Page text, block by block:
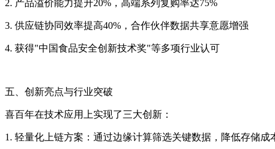
2. 产品溢价能力提升20%，高端系列复购率达75%
3. 供应链协同效率提高40%，合作伙伴数据共享意愿增强
4. 获得"中国食品安全创新技术奖"等多项行业认可
五、创新亮点与行业突破
喜百年在技术应用上实现了三大创新：
1. 轻量化上链方案：通过边缘计算筛选关键数据，降低存储成